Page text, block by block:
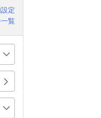
定
覧